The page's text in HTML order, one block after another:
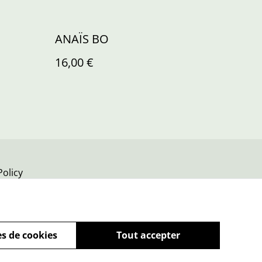
ANAÏS BO
16,00 €
Tout accepter
de cookies